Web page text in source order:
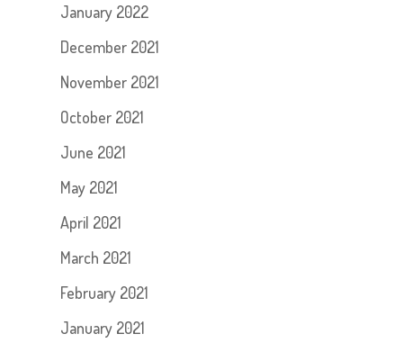
January 2022
December 2021
November 2021
October 2021
June 2021
May 2021
April 2021
March 2021
February 2021
January 2021